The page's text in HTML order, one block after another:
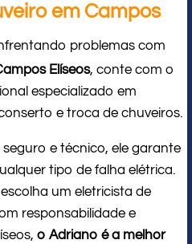
em Campos
problemas com
Elíseos, conte com o
especializado em
e troca de chuveiros.
e técnico, ele garante
tipo de falha elétrica.
um eletricista de
responsabilidade e
o Adriano é a melhor